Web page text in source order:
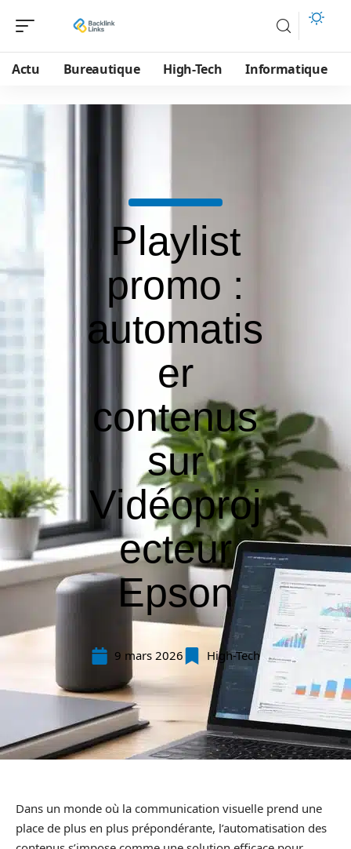
Actu Bureautique High-Tech Informatique
Playlist
promo :
automatis
er
contenus
sur
Vidéoproj
ecteur
Epson
9 mars 2026 High-Tech
Dans un monde où la communication visuelle prend une
place de plus en plus prépondérante, l’automatisation des